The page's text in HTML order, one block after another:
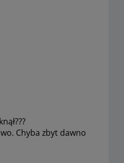
Chyba zbyt dawno